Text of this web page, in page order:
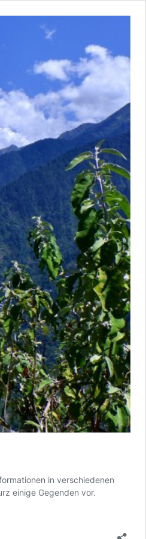
in verschiedenen
einige Gegenden vor.